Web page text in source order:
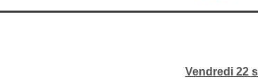
Vendredi 22